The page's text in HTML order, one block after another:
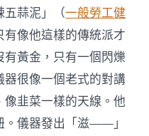
五蒜泥」（一般勞工健
像他這樣的傳統派才
黃金，只有一個閃爍
很像一個老式的對講
韭菜一樣的天線。他
。儀器發出「滋——」